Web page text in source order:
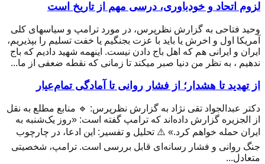
لزوم اتحاد و خودباوری، درسی مهم از تاریخ است
وحید فتاحی به گزارش نظرپرس، در مورد ترامپ و سیاسهای کلی
آمریکا اول و اخرش یا باید با عزت بجنگیم یا خفت تسلیم را بپذیریم،
ایران و ایرانی هم که اهل باج دادن نیست. اینهمه شهید دادیم که باج
ندهیم ، به نظر من دنیا صبر میکند تا زمانی که نقطه ضعفی از ما...
از تهدید تا هشدار؛ از فشار روانی تا آمادگی تمام‌عیار
دکتر عبدالجواد تقی نژاد به گزارش نظرپرس: 🔹 منابع مطلع به نقل
از الجزیره گزارش داده‌اند که ترامپ گفته است: «روز یک‌شنبه به
ایران حمله خواهم کرد.» ⚠️ تحلیل و تفسیر: این ادعا، در چارچوب
جنگ روانی و فشار رسانه‌ای قابل بررسی است. ترامپ، شخصیتی
متعادل...